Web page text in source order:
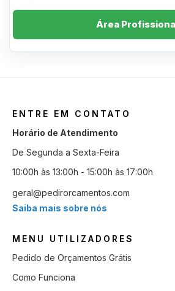
Área
ENTRE EM CONTATO
Horário de Atendimento
De Segunda a Sexta-Feira
10:00h às 13:00h - 15:00h às 17:00h
geral@pedirorcamentos.com
Saiba mais sobre nós
MENU UTILIZADORES
Pedido de Orçamentos Grátis
Como Funciona